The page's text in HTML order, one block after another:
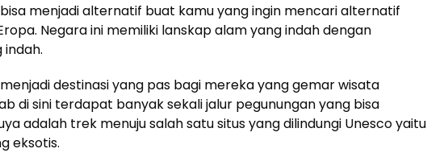
menjadi alternatif buat kamu yang ingin mencari alternatif
Negara ini memiliki lanskap alam yang indah dengan
indah.
destinasi yang pas bagi mereka yang gemar wisata
di sini terdapat banyak sekali jalur pegunungan yang bisa
adalah trek menuju salah satu situs yang dilindungi Unesco yaitu
eksotis.